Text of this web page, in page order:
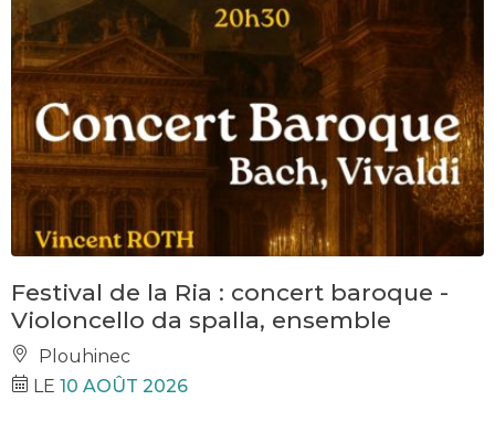
Festival de la Ria : concert baroque -
Violoncello da spalla, ensemble
Plouhinec
LE 10 AOÛT 2026